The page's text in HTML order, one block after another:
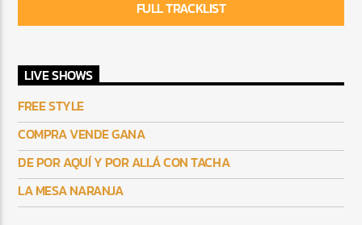
FULL TRACKLIST
LIVE SHOWS
FREE STYLE
COMPRA VENDE GANA
DE POR AQUÍ Y POR ALLÁ CON TACHA
LA MESA NARANJA